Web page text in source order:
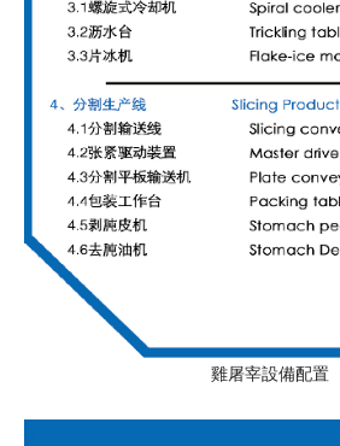
雞屠宰設備配置